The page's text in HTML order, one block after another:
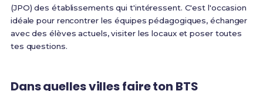
(JPO) des établissements qui t'intéressent. C'est l'occasion
idéale pour rencontrer les équipes pédagogiques, échanger
avec des élèves actuels, visiter les locaux et poser toutes
tes questions.
Dans quelles villes faire ton BTS